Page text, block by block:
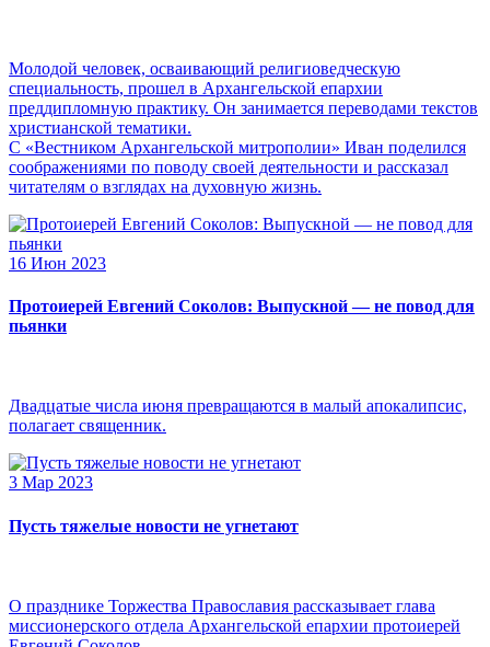
Молодой человек, осваивающий религиоведческую
специальность, прошел в Архангельской епархии
преддипломную практику. Он занимается переводами текстов
христианской тематики.
С «Вестником Архангельской митрополии» Иван поделился
соображениями по поводу своей деятельности и рассказал
читателям о взглядах на духовную жизнь.
16 Июн 2023
Протоиерей Евгений Соколов: Выпускной — не повод для
пьянки
Двадцатые числа июня превращаются в малый апокалипсис,
полагает священник.
3 Мар 2023
Пусть тяжелые новости не угнетают
О празднике Торжества Православия рассказывает глава
миссионерского отдела Архангельской епархии протоиерей